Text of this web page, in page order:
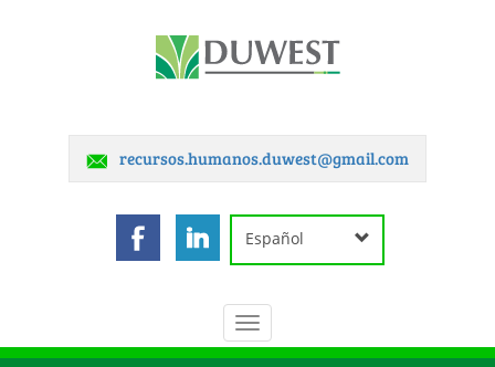
recursos.humanos.duwest@gmail.com
Español
Toggle
navigation